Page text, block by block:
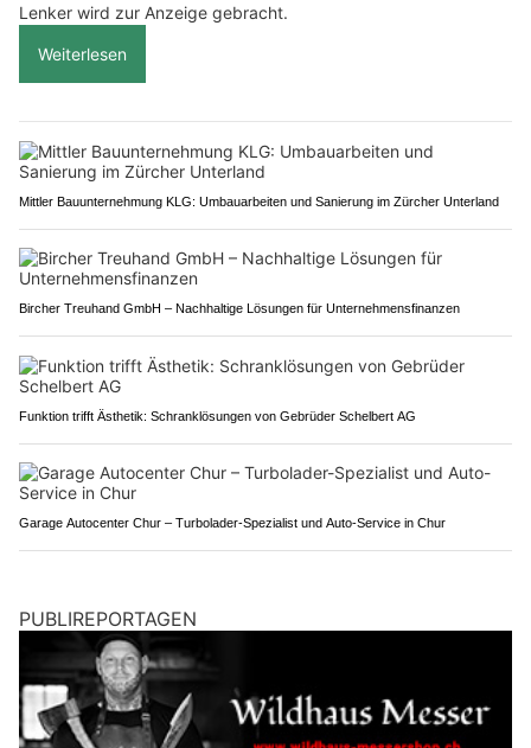
Lenker wird zur Anzeige gebracht.
Weiterlesen
Mittler Bauunternehmung KLG: Umbauarbeiten und Sanierung im Zürcher Unterland
Bircher Treuhand GmbH – Nachhaltige Lösungen für Unternehmensfinanzen
Funktion trifft Ästhetik: Schranklösungen von Gebrüder Schelbert AG
Garage Autocenter Chur – Turbolader-Spezialist und Auto-Service in Chur
PUBLIREPORTAGEN